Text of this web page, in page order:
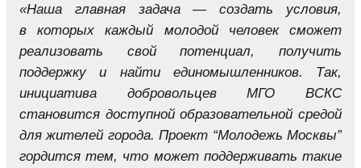
«Наша главная задача — создать условия,
в которых каждый молодой человек сможет
реализовать свой потенциал, получить
поддержку и найти единомышленников. Так,
инициатива добровольцев МГО ВСКС
становится доступной образовательной средой
для жителей города. Проект “Молодежь Москвы”
гордится тем, что может поддерживать такие